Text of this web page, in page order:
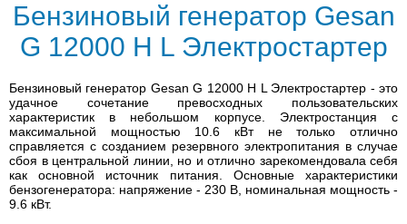
Бензиновый генератор Gesan
G 12000 H L Электростартер
Бензиновый генератор Gesan G 12000 H L Электростартер - это
удачное сочетание превосходных пользовательских
характеристик в небольшом корпусе. Электростанция с
максимальной мощностью 10.6 кВт не только отлично
справляется с созданием резервного электропитания в случае
сбоя в центральной линии, но и отлично зарекомендовала себя
как основной источник питания. Основные характеристики
бензогенератора: напряжение - 230 В, номинальная мощность -
9.6 кВт.